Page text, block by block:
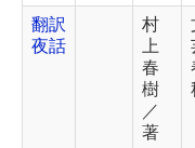
翻訳
夜話
村
上
春
樹
／
著